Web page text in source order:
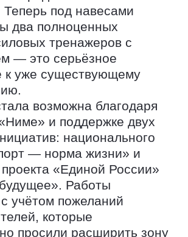
под навесами
два полноценных
тренажеров с
— это серьёзное
к уже существующему
возможна благодаря
и поддержке двух
национального
— норма жизни» и
«Единой России»
Работы
учётом пожеланий
которые
просили расширить зону